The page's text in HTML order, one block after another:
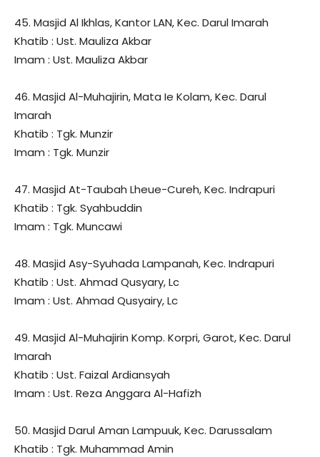
45. Masjid Al Ikhlas, Kantor LAN, Kec. Darul Imarah
Khatib : Ust. Mauliza Akbar
Imam : Ust. Mauliza Akbar
46. Masjid Al-Muhajirin, Mata Ie Kolam, Kec. Darul
Imarah
Khatib : Tgk. Munzir
Imam : Tgk. Munzir
47. Masjid At-Taubah Lheue-Cureh, Kec. Indrapuri
Khatib : Tgk. Syahbuddin
Imam : Tgk. Muncawi
48. Masjid Asy-Syuhada Lampanah, Kec. Indrapuri
Khatib : Ust. Ahmad Qusyary, Lc
Imam : Ust. Ahmad Qusyairy, Lc
49. Masjid Al-Muhajirin Komp. Korpri, Garot, Kec. Darul
Imarah
Khatib : Ust. Faizal Ardiansyah
Imam : Ust. Reza Anggara Al-Hafizh
50. Masjid Darul Aman Lampuuk, Kec. Darussalam
Khatib : Tgk. Muhammad Amin